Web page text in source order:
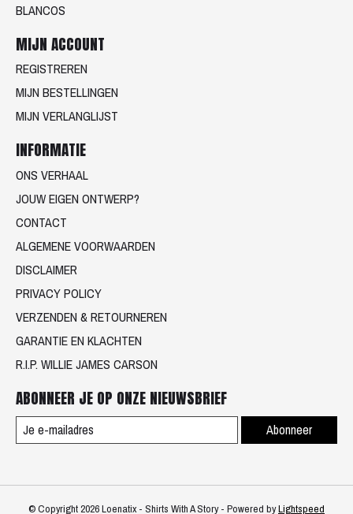
BLANCOS
MIJN ACCOUNT
REGISTREREN
MIJN BESTELLINGEN
MIJN VERLANGLIJST
INFORMATIE
ONS VERHAAL
JOUW EIGEN ONTWERP?
CONTACT
ALGEMENE VOORWAARDEN
DISCLAIMER
PRIVACY POLICY
VERZENDEN & RETOURNEREN
GARANTIE EN KLACHTEN
R.I.P. WILLIE JAMES CARSON
ABONNEER JE OP ONZE NIEUWSBRIEF
Abonneer
© Copyright 2026 Loenatix - Shirts With A Story - Powered byLightspeed